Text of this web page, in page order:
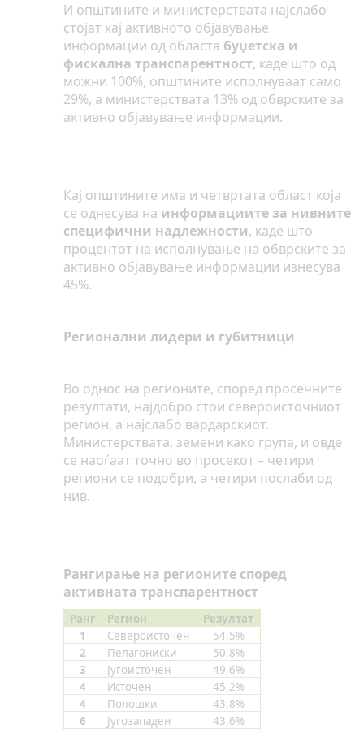
И општините и министерствата најслабо
стојат кај активното објавување
информации од областа буџетска и
фискална транспарентност, каде што од
можни 100%, општините исполнуваат само
29%, а министерствата 13% од обврските за
активно објавување информации.
Кај општините има и четвртата област која
се однесува на информациите за нивните
специфични надлежности, каде што
процентот на исполнување на обврските за
активно објавување информации изнесува
45%.
Регионални лидери и губитници
Во однос на регионите, според просечните
резултати, најдобро стои североисточниот
регион, а најслабо вардарскиот.
Министерствата, земени како група, и овде
се наоѓаат точно во просекот – четири
региони се подобри, а четири послаби од
нив.
Рангирање на регионите според
активната транспарентност
Ранг Регион
Резултат
1
Североисточен
54,5%
2
Пелагониски
50,8%
3
Југоисточен
49,6%
4
Источен
45,2%
4
Полошки
43,8%
6
Југозападен
43,6%